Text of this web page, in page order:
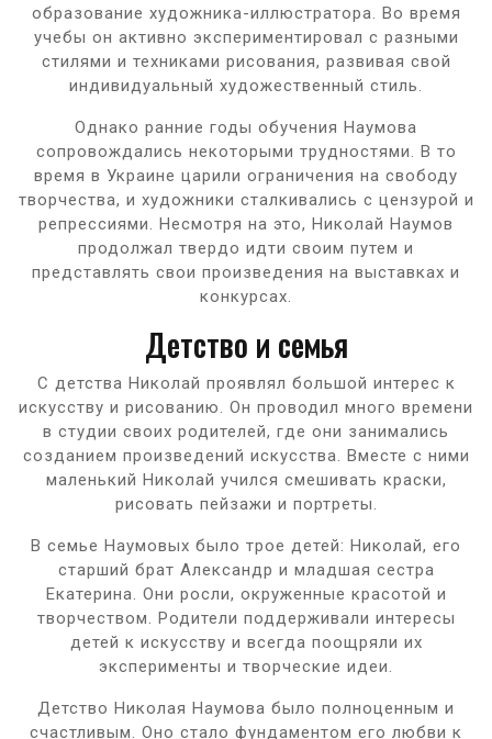
образование художника-иллюстратора. Во время
учебы он активно экспериментировал с разными
стилями и техниками рисования, развивая свой
индивидуальный художественный стиль.
Однако ранние годы обучения Наумова
сопровождались некоторыми трудностями. В то
время в Украине царили ограничения на свободу
творчества, и художники сталкивались с цензурой и
репрессиями. Несмотря на это, Николай Наумов
продолжал твердо идти своим путем и
представлять свои произведения на выставках и
конкурсах.
Детство и семья
С детства Николай проявлял большой интерес к
искусству и рисованию. Он проводил много времени
в студии своих родителей, где они занимались
созданием произведений искусства. Вместе с ними
маленький Николай учился смешивать краски,
рисовать пейзажи и портреты.
В семье Наумовых было трое детей: Николай, его
старший брат Александр и младшая сестра
Екатерина. Они росли, окруженные красотой и
творчеством. Родители поддерживали интересы
детей к искусству и всегда поощряли их
эксперименты и творческие идеи.
Детство Николая Наумова было полноценным и
счастливым. Оно стало фундаментом его любви к